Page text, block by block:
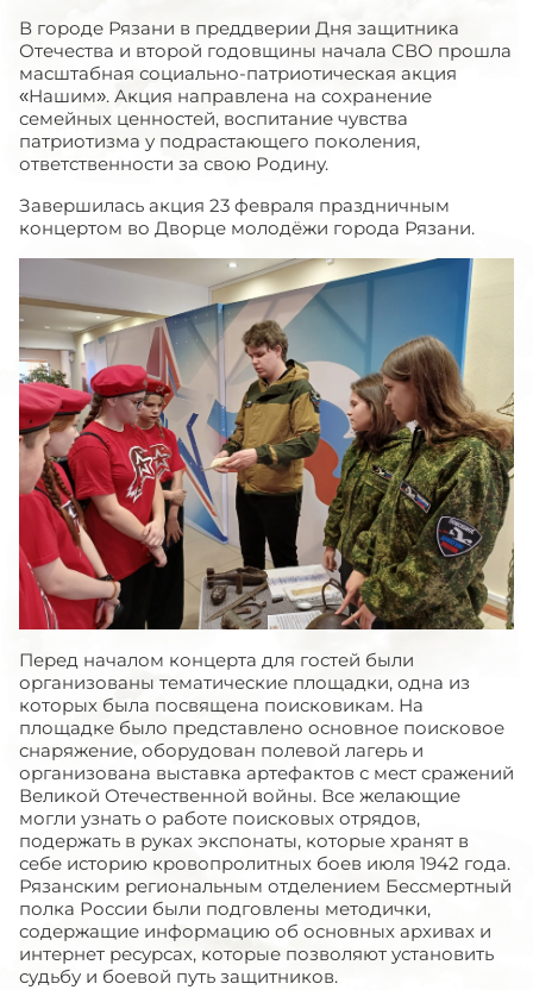
В городе Рязани в преддверии Дня защитника
Отечества и второй годовщины начала СВО прошла
масштабная социально-патриотическая акция
«Нашим». Акция направлена на сохранение
семейных ценностей, воспитание чувства
патриотизма у подрастающего поколения,
ответственности за свою Родину.
Завершилась акция 23 февраля праздничным
концертом во Дворце молодёжи города Рязани.
Перед началом концерта для гостей были
организованы тематические площадки, одна из
которых была посвящена поисковикам. На
площадке было представлено основное поисковое
снаряжение, оборудован полевой лагерь и
организована выставка артефактов с мест сражений
Великой Отечественной войны. Все желающие
могли узнать о работе поисковых отрядов,
подержать в руках экспонаты, которые хранят в
себе историю кровопролитных боев июля 1942 года.
Рязанским региональным отделением Бессмертный
полка России были подговлены методички,
содержащие информацию об основных архивах и
интернет ресурсах, которые позволяют установить
судьбу и боевой путь защитников.